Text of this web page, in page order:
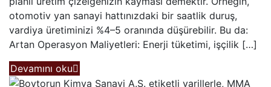
otomotiv yan sanayi hattınızdaki bir saatlik duruş,
vardiya üretiminizi %4–5 oranında düşürebilir. Bu da:
Artan Operasyon Maliyetleri: Enerji tüketimi, işçilik […]
Devamını oku